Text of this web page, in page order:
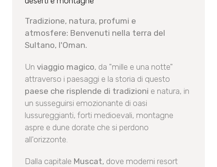
Tradizione, natura, profumi e
atmosfere: Benvenuti nella terra del
Sultano, l'Oman.
Un viaggio magico, da "mille e una notte"
attraverso i paesaggi e la storia di questo
paese che risplende di tradizioni e natura, in
un susseguirsi emozionante di oasi
lussureggianti, forti medioevali, montagne
aspre e dune dorate che si perdono
all'orizzonte.
Dalla capitale Muscat, dove moderni resort